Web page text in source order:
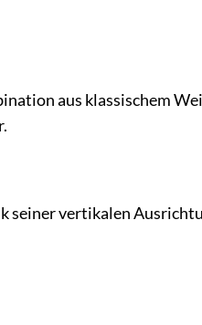
aus klassischem
seiner vertikalen